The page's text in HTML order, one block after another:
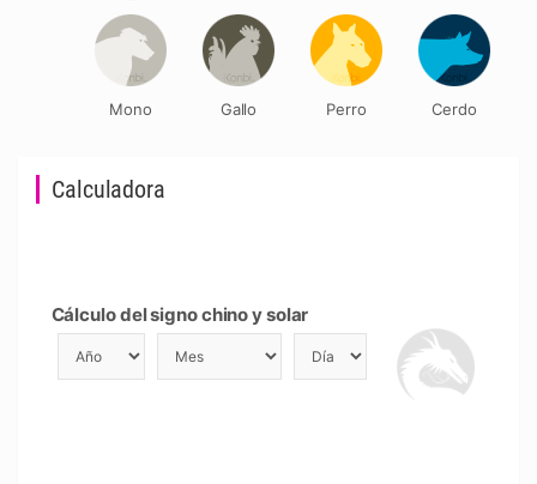
Calculadora
Cálculo del signo chino y solar
Mono Gallo Perro Cerdo